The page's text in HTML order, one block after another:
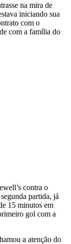
na mira de
iniciando sua
com o
com a família do
contra o
partida, já
15 minutos em
gol com a
a atenção do